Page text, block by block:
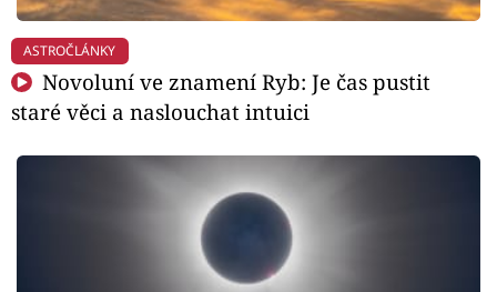
Sledujte nás
ASTROČLÁNKY
Novoluní ve znamení Ryb: Je čas pustit
staré věci a naslouchat intuici